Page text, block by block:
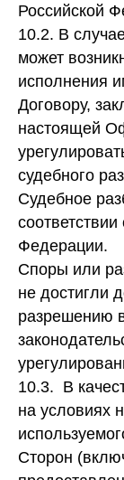
Российской
10.2. В
может
исполнения
Договору,
настоящей
судебного
Судебное
Федерации.
Споры или
не достигли
разрешению
10.3. В
на условиях
Сторон